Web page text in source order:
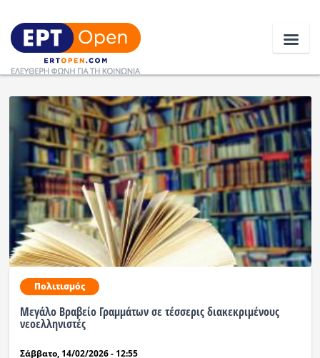
Ειδήσεις
Ελλάδα
Κοινωνία
Πολιτική
Οικονομία
Αθλητικά
Κόσμος
Ραδιόφωνο LIVE
Πολιτισμός
Μεγάλο Βραβείο Γραμμάτων σε τέσσερις διακεκριμένους
νεοελληνιστές
Σάββατο, 14/02/2026 - 12:55